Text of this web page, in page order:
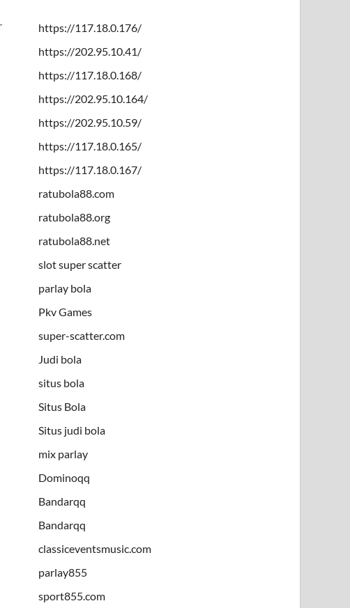
https://117.18.0.176/
https://202.95.10.41/
https://117.18.0.168/
https://202.95.10.164/
https://202.95.10.59/
https://117.18.0.165/
https://117.18.0.167/
ratubola88.com
ratubola88.org
ratubola88.net
slot super scatter
parlay bola
Pkv Games
super-scatter.com
Judi bola
situs bola
Situs Bola
Situs judi bola
mix parlay
Dominoqq
Bandarqq
Bandarqq
classiceventsmusic.com
parlay855
sport855.com